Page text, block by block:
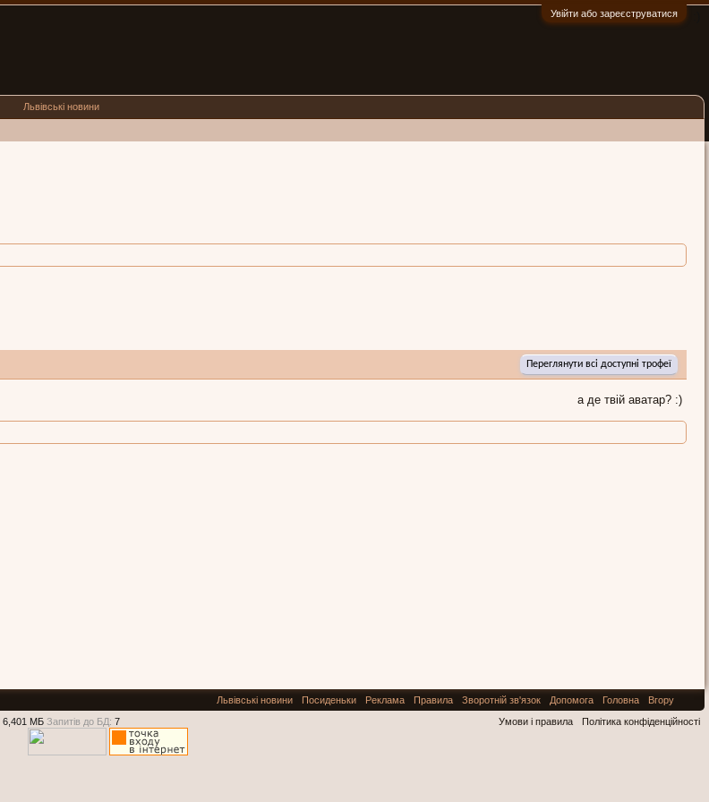
Увійти або зареєструватися
Переглянути всі доступні трофеї
а де твій аватар? :)
Львівські новини
Львівські новини Посиденьки Реклама Правила Зворотній зв'язок Допомога Головна
Вгору
Умови і правила
Політика конфіденційності
6,401 МБ Запитів до БД: 7